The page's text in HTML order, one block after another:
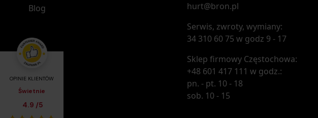
OPINIE KLIENTÓW
Świetnie
Średnia ocena klientów:
4.9 /5
Blog
hurt@bron.pl
Serwis, zwroty, wymiany:
34 310 60 75 w godz 9 - 17
Sklep firmowy Częstochowa:
+48 601 417 111 w godz.:
pn. - pt. 10 - 18
sob. 10 - 15